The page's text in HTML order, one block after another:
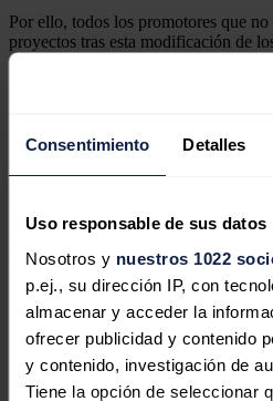
Consentimiento Detalles
Uso responsable de sus datos
Nosotros y nuestros 1022
p.ej., su dirección IP, con
almacenar y acceder la
ofrecer publicidad y contenido
y contenido, investigación de
Tiene la opción de seleccionar
Por ello, todos los promotores que no
proyectos tras esta modificación de
aumentarán la espera, podrán
"Este exceso de solicitudes, muchas
ambientalmente, puede impedir la
viables, debido a la incapacidad de
necesidad de responder
y ambientales asociadas al
a la cohesión social y territorial en lo
evacuación y conexión a red",
Noticias relacionadas